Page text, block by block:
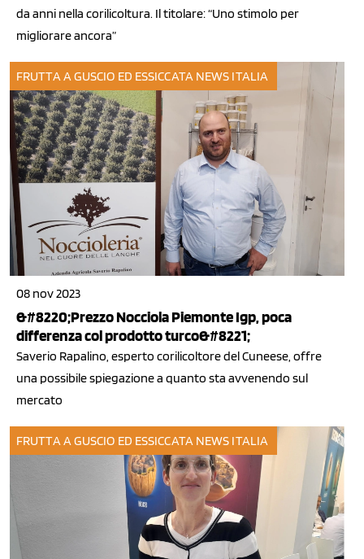
da anni nella corilicoltura. Il titolare: “Uno stimolo per
migliorare ancora”
FRUTTA A GUSCIO ED ESSICCATA NEWS ITALIA
08 nov 2023
&#8220;Prezzo Nocciola Piemonte Igp, poca
differenza col prodotto turco&#8221;
Saverio Rapalino, esperto corilicoltore del Cuneese, offre
una possibile spiegazione a quanto sta avvenendo sul
mercato
FRUTTA A GUSCIO ED ESSICCATA NEWS ITALIA